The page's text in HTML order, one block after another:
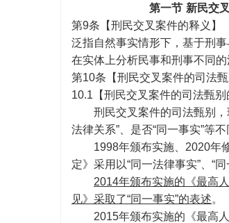
第一节 新民交
第9条【刑民交叉案件的释义】
泛指自然事实情形下，基于刑
在实体上分析民事和刑事不同
第10条【刑民交叉案件的司法甄
10.1【刑民交叉案件的司法甄别
刑民交叉案件的司法甄别
法律关系”、是否“同一事实”等不
1998年颁布实施、2020年
定》采用以“同一法律事实”、“
2014年颁布实施的《最高
见》采取了“同一事实”的表述。
2015年颁布实施的《最高